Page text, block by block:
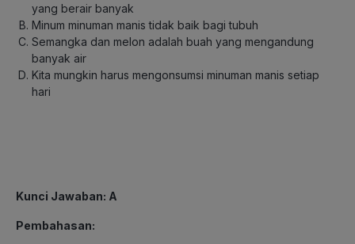
yang berair banyak
Minum minuman manis tidak baik bagi tubuh
Semangka dan melon adalah buah yang mengandung
banyak air
Kita mungkin harus mengonsumsi minuman manis setiap
hari
Kunci Jawaban: A
Pembahasan: